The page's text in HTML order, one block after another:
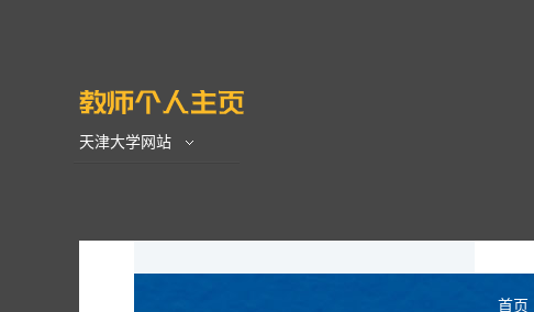
天津大学网站
首页